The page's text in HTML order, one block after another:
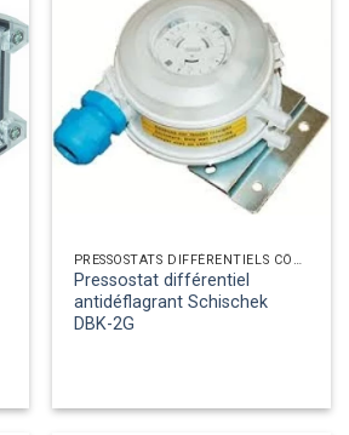
Pressostat différentiel
antidéflagrant Schischek
DBK-2G